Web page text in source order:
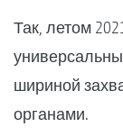
Так, летом
шириной
органами.